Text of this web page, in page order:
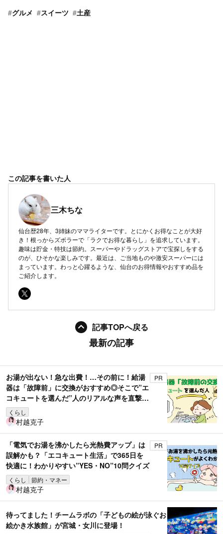
#グルメ #スイーツ #土産
この記事を書いた人
三木ちな
仙台歴28年、3姉妹のママライターです。とにかくお得なことが大好
き！根っからズボラーで「ラクでお得な暮らし」を追求しています。
趣味は貯金・特技は節約。スーパーやドラッグストアで宝探しをする
のが、ひそかな楽しみです。最近は、ご当地ものや激安スーパーには
まっています。わっと心躍るような、仙台のお得情報やおすすめ品を
ご紹介します。
記事TOPへ戻る
最新の記事
お湯が出ない！急な出費！…その前に！給湯
器は「故障前」に交換がおすすめ◎そこで”エ
コキュートを選んだ”人のリアルな声を直撃取
材！
くらし
PR
村越克子
「電気でお湯を沸かしたら光熱費アップ」は
誤解かも？「エコキュート生活」で365日を
快適に！わかりやすい”YES・NO”10問クイズ
くらし 節約・マネー
PR
村越克子
待ってました！チームラボの「子どもの絵が泳ぐお
絵かき水族館」が宮城・女川に登場！